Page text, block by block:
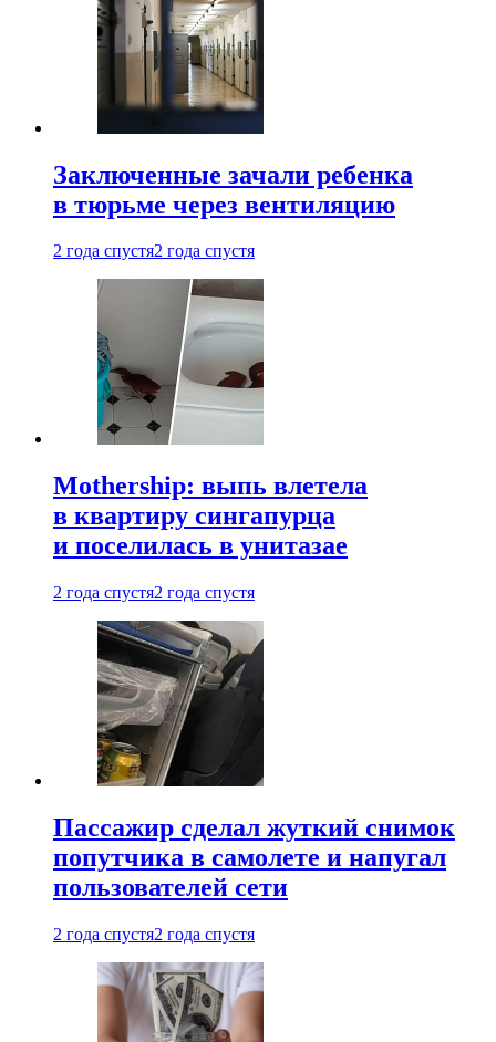
Заключенные зачали ребенка
в тюрьме через вентиляцию
2 года спустя2 года спустя
Mothership: выпь влетела
в квартиру сингапурца
и поселилась в унитазае
2 года спустя2 года спустя
Пассажир сделал жуткий снимок
попутчика в самолете и напугал
пользователей сети
2 года спустя2 года спустя